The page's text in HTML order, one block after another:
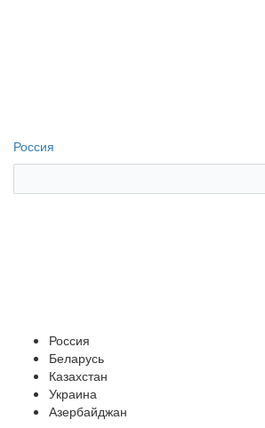
Россия
Россия
Беларусь
Казахстан
Украина
Азербайджан